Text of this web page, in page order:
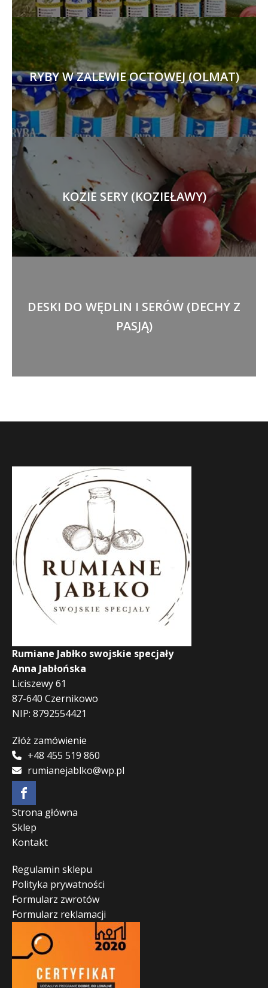
RYBY W ZALEWIE OCTOWEJ (OLMAT)
KOZIE SERY (KOZIEŁAWY)
DESKI DO WĘDLIN I SERÓW (DECHY Z
PASJĄ)
Rumiane Jabłko swojskie specjały
Anna Jabłońska
Liciszewy 61
87-640 Czernikowo
NIP: 8792554421
Złóż zamówienie
+48 455 519 860
rumianejablko@wp.pl
Strona główna
Sklep
Kontakt
Regulamin sklepu
Polityka prywatności
Formularz zwrotów
Formularz reklamacji